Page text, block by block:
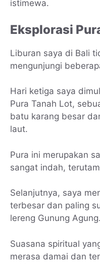
istimewa.
Eksplorasi
Liburan saya di Bali
mengunjungi
Hari ketiga saya
Pura Tanah Lot,
batu karang besar
laut.
Pura ini merupakan
sangat indah,
Selanjutnya, saya
terbesar dan paling
lereng Gunung Agung.
Suasana spiritual
merasa damai dan